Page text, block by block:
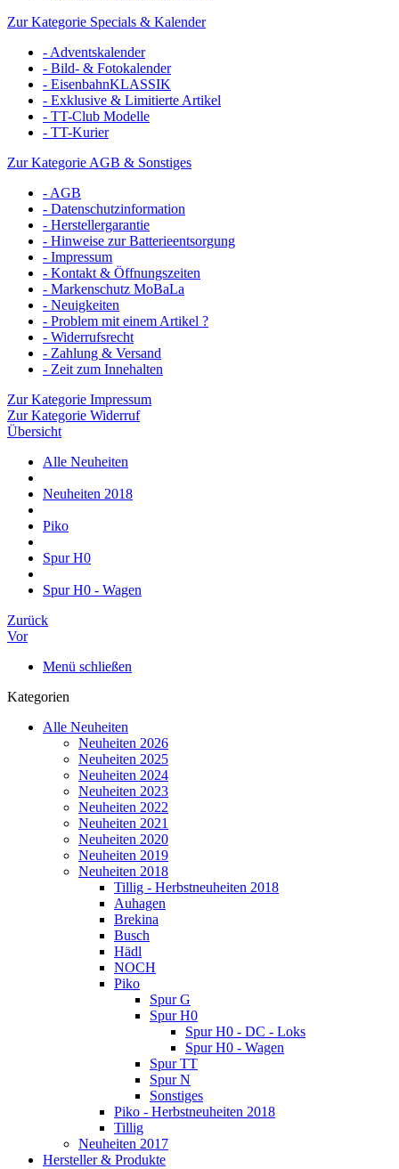
Zur Kategorie Specials & Kalender
- Adventskalender
- Bild- & Fotokalender
- EisenbahnKLASSIK
- Exklusive & Limitierte Artikel
- TT-Club Modelle
- TT-Kurier
Zur Kategorie AGB & Sonstiges
- AGB
- Datenschutzinformation
- Herstellergarantie
- Hinweise zur Batterieentsorgung
- Impressum
- Kontakt & Öffnungszeiten
- Markenschutz MoBaLa
- Neuigkeiten
- Problem mit einem Artikel ?
- Widerrufsrecht
- Zahlung & Versand
- Zeit zum Innehalten
Zur Kategorie Impressum
Zur Kategorie Widerruf
Übersicht
Alle Neuheiten
Neuheiten 2018
Piko
Spur H0
Spur H0 - Wagen
Zurück
Vor
Menü schließen
Kategorien
Alle Neuheiten
Neuheiten 2026
Neuheiten 2025
Neuheiten 2024
Neuheiten 2023
Neuheiten 2022
Neuheiten 2021
Neuheiten 2020
Neuheiten 2019
Neuheiten 2018
Tillig - Herbstneuheiten 2018
Auhagen
Brekina
Busch
Hädl
NOCH
Piko
Spur G
Spur H0
Spur H0 - DC - Loks
Spur H0 - Wagen
Spur TT
Spur N
Sonstiges
Piko - Herbstneuheiten 2018
Tillig
Neuheiten 2017
Hersteller & Produkte